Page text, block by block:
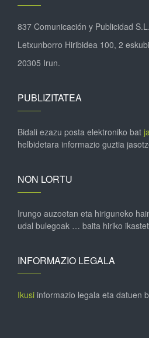
837 Comunicación y Publicidad S.L.
Letxunborro Hiribidea 100, 2 eskubi
20305 Irun.
PUBLIZITATEA
Bidali ezazu posta elektroniko bat
helbidetara informazio guztia
NON LORTU
Irungo auzoetan eta hiriguneko
udal bulegoak … baita hiriko
INFORMAZIO LEGALA
Ikusi informazio legala eta datuen